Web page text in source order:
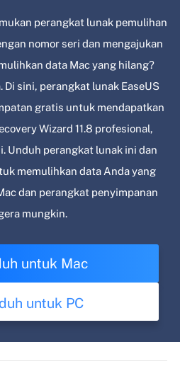
perangkat lunak pemulihan
nomor seri dan mengajukan
data Mac yang hilang?
Di sini, perangkat lunak EaseUS
gratis untuk mendapatkan
Wizard 11.8 profesional,
Unduh perangkat lunak ini dan
memulihkan data Anda yang
dan perangkat penyimpanan
mungkin.
untuk Mac
untuk PC